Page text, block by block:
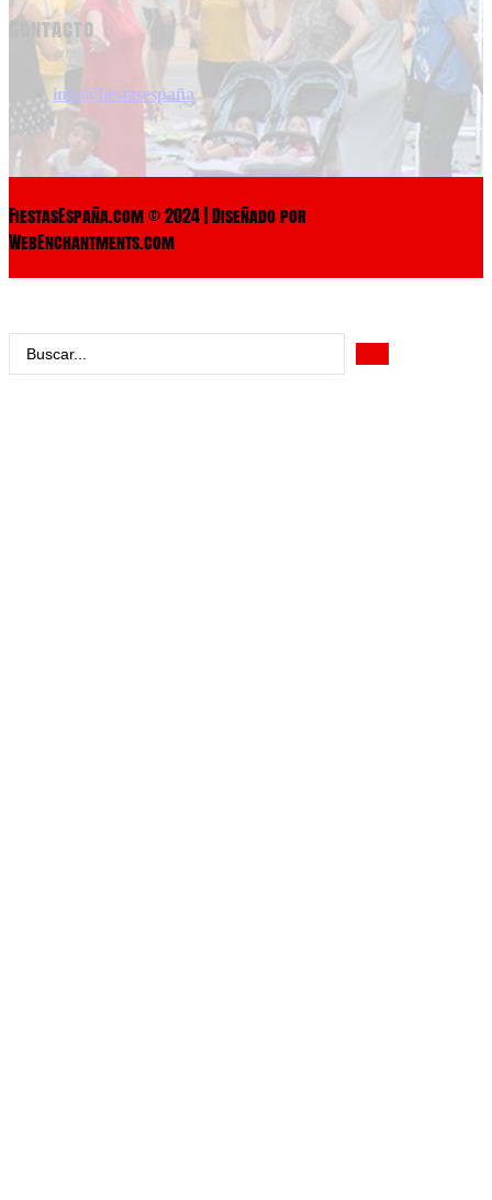
Contacto
info@fiestasespaña
FiestasEspaña.com © 2024 | Diseñado por
WebEnchantments.com